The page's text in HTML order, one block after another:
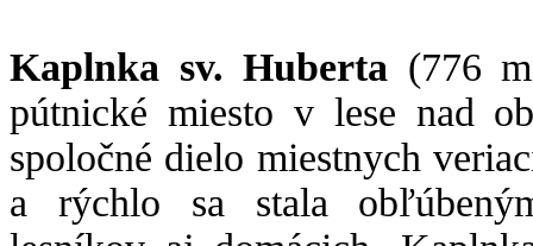
Kaplnka sv. Huberta (776
pútnické miesto v lese nad
spoločné dielo miestnych
a rýchlo sa stala